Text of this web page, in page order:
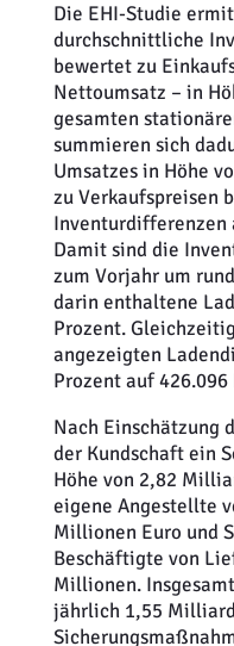
Die EHI-Studie
durchschnittliche
bewertet zu
Nettoumsatz – in
gesamten
summieren sich
Umsatzes in Höhe
zu Verkaufspreisen
Inventurdifferenzen
Damit sind die
zum Vorjahr um
darin enthaltene
Prozent.
angezeigten
Prozent auf
Nach Einschätzung
der Kundschaft ein
Höhe von 2,82
eigene Angestellte
Millionen Euro und
Beschäftigte von
Millionen.
jährlich 1,55